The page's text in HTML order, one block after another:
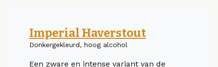
Imperial Haverstout
Donkergekleurd, hoog alcohol
Een zware en intense variant van de